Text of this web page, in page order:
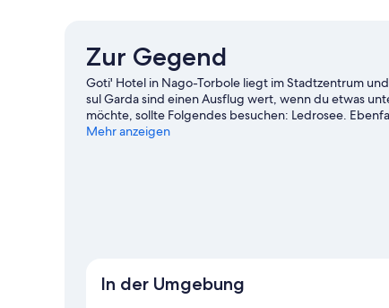
Zur Gegend
Goti' Hotel in Nago-Torbole liegt im Stadtzentrum
sul Garda sind einen Ausflug wert, wenn du etwas
möchte, sollte Folgendes besuchen: Ledrosee.
Arco und Genossenschaft der Olivenbauern von
Mehr anzeigen
In der Umgebung